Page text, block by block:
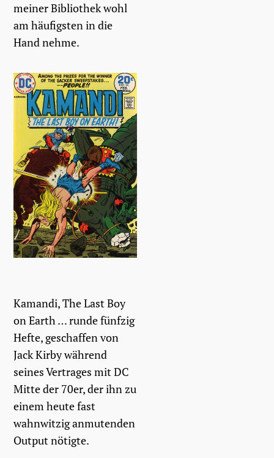
meiner Bibliothek wohl
am häufigsten in die
Hand nehme.
Kamandi, The Last Boy
on Earth … runde fünfzig
Hefte, geschaffen von
Jack Kirby während
seines Vertrages mit DC
Mitte der 70er, der ihn zu
einem heute fast
wahnwitzig anmutenden
Output nötigte.